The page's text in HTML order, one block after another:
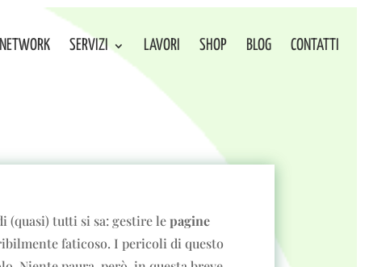
NETWORK SERVIZI LAVORI SHOP BLOG CONTATTI
(quasi) tutti si sa: gestire lepagine
faticoso. I pericoli di questo